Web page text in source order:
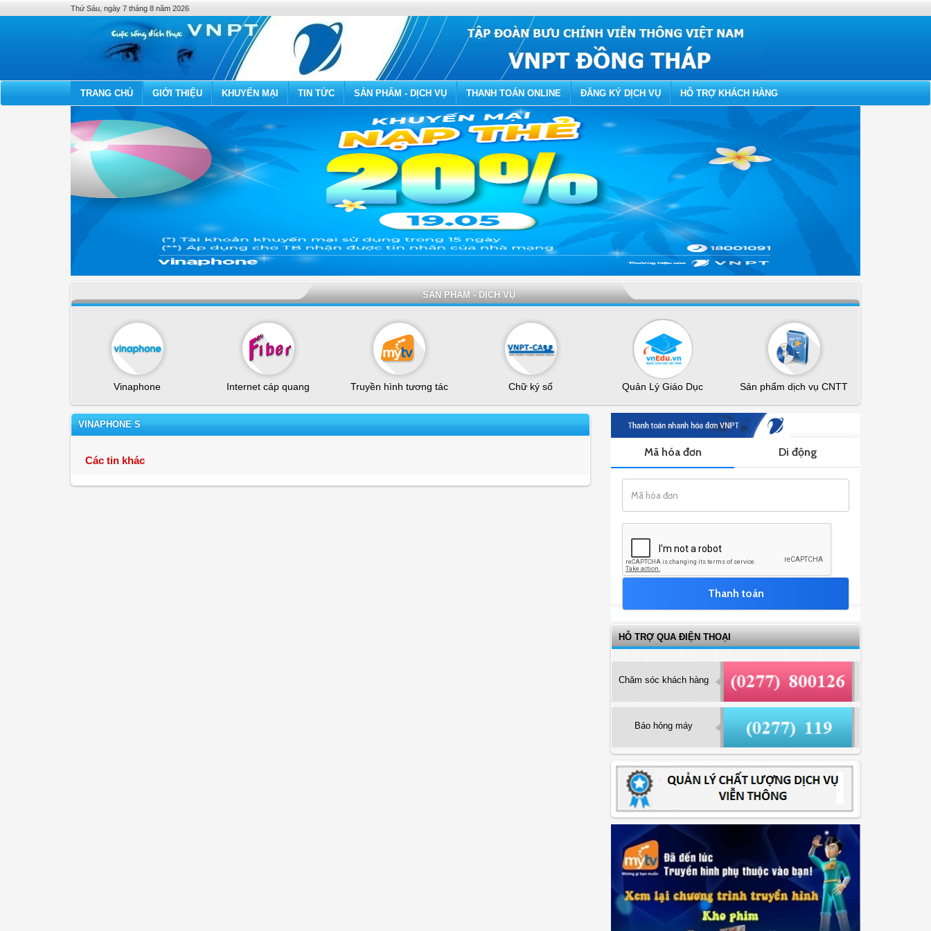
Thứ Sáu, ngày 7 tháng 8 năm 2026
TRANG CHỦ GIỚI THIỆU KHUYẾN MẠI TIN TỨC SẢN PHẨM - DỊCH VỤ THANH TOÁN ONLINE ĐĂNG KÝ DỊCH VỤ HỖ TRỢ KHÁCH HÀNG
SẢN PHẨM - DỊCH VỤ
Vinaphone Internet cáp quang Truyền hình tương tác Chữ ký số Quản Lý Giáo Dục Sản phẩm dịch vụ CNTT
VINAPHONE S
Các tin khác
HỖ TRỢ QUA ĐIỆN THOẠI
Chăm sóc khách hàng
Báo hỏng máy